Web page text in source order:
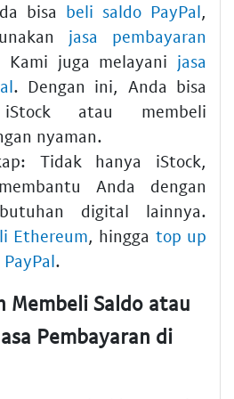
bisa beli saldo PayPal,
jasa pembayaran
Kami juga melayani jasa
. Dengan ini, Anda bisa
iStock atau membeli
nyaman.
Tidak hanya iStock,
Anda dengan
digital lainnya.
Ethereum, hingga top up
.
Membeli Saldo atau
Pembayaran di